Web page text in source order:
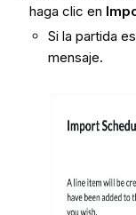
haga clic en
Si la partida
mensaje.